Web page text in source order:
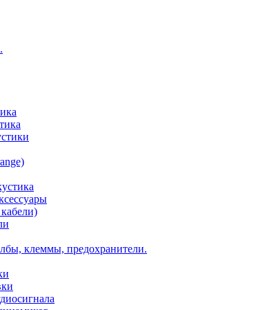
клеммы, предохранители.